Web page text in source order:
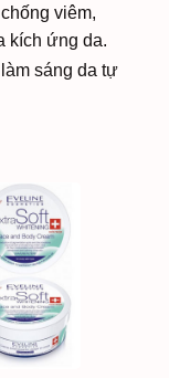
viêm,
kích ứng da.
sáng da tự